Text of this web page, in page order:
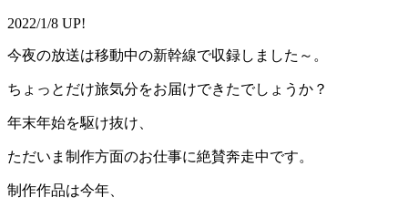
2022/1/8 UP!
今夜の放送は移動中の新幹線で収録しました～。
ちょっとだけ旅気分をお届けできたでしょうか？
年末年始を駆け抜け、
ただいま制作方面のお仕事に絶賛奔走中です。
制作作品は今年、